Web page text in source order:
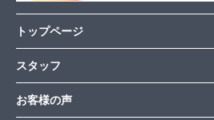
トップページ
スタッフ
お客様の声